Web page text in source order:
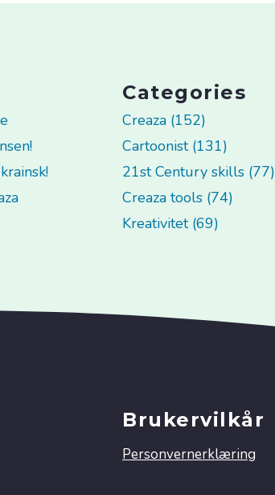
Categories
Creaza (152)
Cartoonist (131)
21st Century skills (77)
Creaza tools (74)
Kreativitet (69)
Brukervilkår
Personvernerklæring